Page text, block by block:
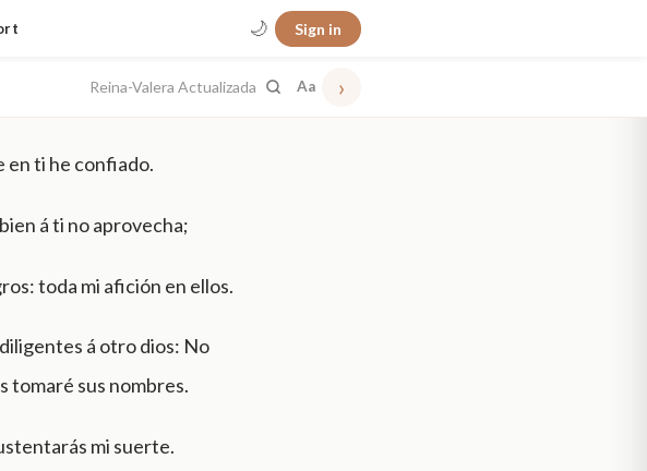
🌙 Sign in
Reina-Valera Actualizada Aa ›
en ti he confiado.
á ti no aprovecha;
toda mi afición en ellos.
á otro dios: No
tomaré sus nombres.
mi suerte.